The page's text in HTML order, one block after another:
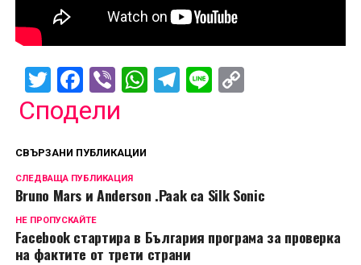
Twitter
Facebook
ViberWhatsApp
Telegram
LineCopy
Сподели
СВЪРЗАНИ ПУБЛИКАЦИИ
СЛЕДВАЩА ПУБЛИКАЦИЯ
Bruno Mars и Anderson .Paak са Silk Sonic
НЕ ПРОПУСКАЙТЕ
Facebook стартира в България програма за проверка
на фактите от трети страни